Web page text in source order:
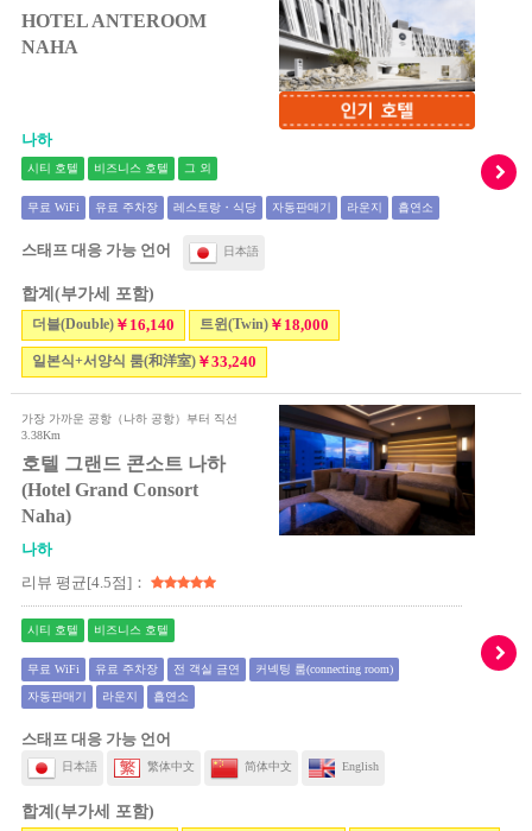
HOTEL ANTEROOM
NAHA
나하
시티 호텔 비즈니스 호텔 그 외
무료 WiFi 유료 주차장 레스토랑・식당 자동판매기 라운지 흡연소
스태프 대응 가능 언어 日本語
합계(부가세 포함)
더블(Double)￥16,140 트윈(Twin)￥18,000
일본식+서양식 룸(和洋室)￥33,240
가장 가까운 공항（나하 공항）부터 직선
3.38Km
호텔 그랜드 콘소트 나하
(Hotel Grand Consort
Naha)
나하
리뷰 평균[4.5점]：
시티 호텔 비즈니스 호텔
무료 WiFi 유료 주차장 전 객실 금연 커넥팅 룸(connecting room)
자동판매기 라운지 흡연소
스태프 대응 가능 언어
日本語 繁体中文 简体中文 English
합계(부가세 포함)